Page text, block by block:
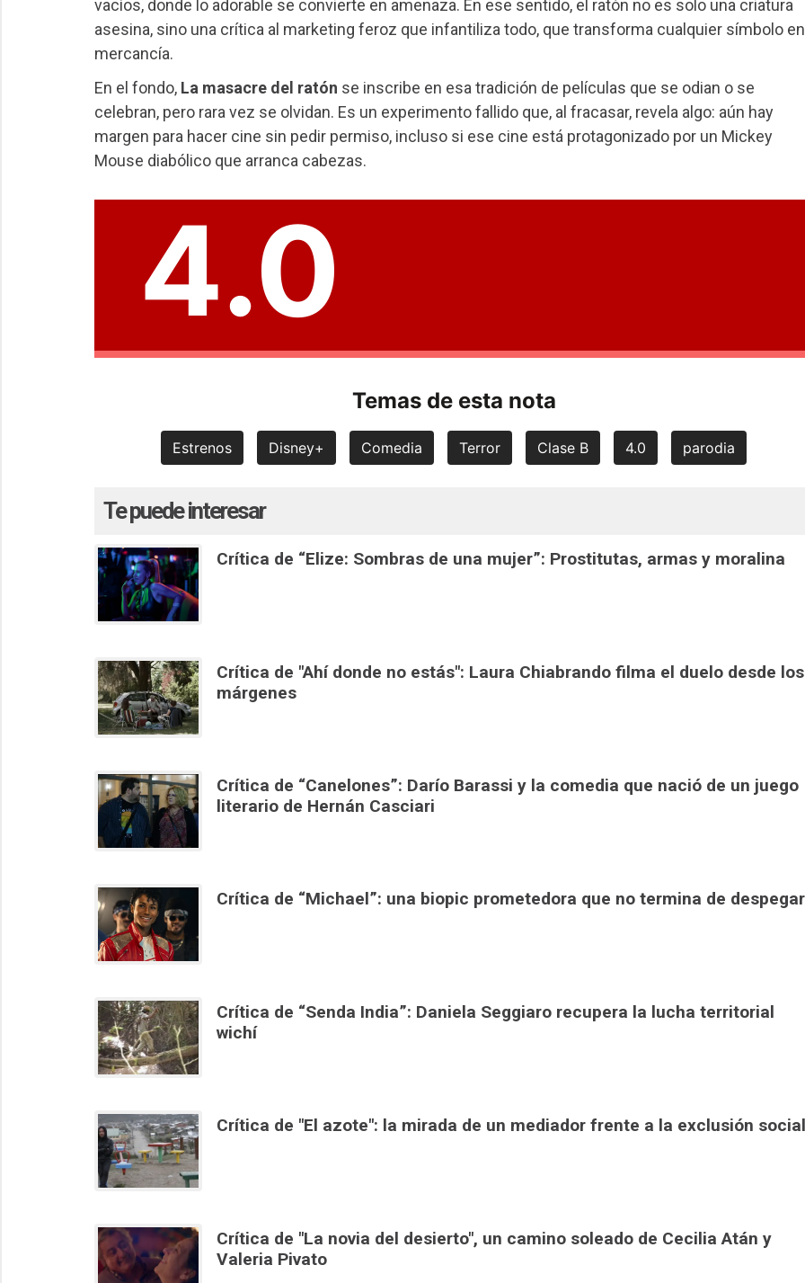
vacíos, donde lo adorable se convierte en amenaza. En ese sentido, el ratón no es solo una criatura
asesina, sino una crítica al marketing feroz que infantiliza todo, que transforma cualquier símbolo en
mercancía.
En el fondo, La masacre del ratón se inscribe en esa tradición de películas que se odian o se
celebran, pero rara vez se olvidan. Es un experimento fallido que, al fracasar, revela algo: aún hay
margen para hacer cine sin pedir permiso, incluso si ese cine está protagonizado por un Mickey
Mouse diabólico que arranca cabezas.
4.0
Temas de esta nota
Estrenos Disney+ Comedia Terror Clase B 4.0 parodia
Te puede interesar
Crítica de “Elize: Sombras de una mujer”: Prostitutas, armas y moralina
Crítica de "Ahí donde no estás": Laura Chiabrando filma el duelo desde los
márgenes
Crítica de “Canelones”: Darío Barassi y la comedia que nació de un juego
literario de Hernán Casciari
Crítica de “Michael”: una biopic prometedora que no termina de despegar
Crítica de “Senda India”: Daniela Seggiaro recupera la lucha territorial
wichí
Crítica de "El azote": la mirada de un mediador frente a la exclusión social
Crítica de "La novia del desierto", un camino soleado de Cecilia Atán y
Valeria Pivato